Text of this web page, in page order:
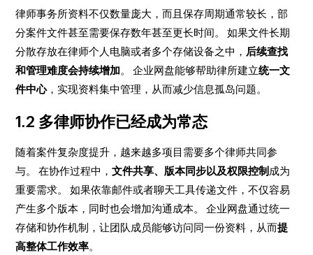
律师事务所资料不仅数量庞大，而且保存周期通常较长，部
分案件文件甚至需要保存数年甚至更长时间。 如果文件长期
分散存放在律师个人电脑或者多个存储设备之中， 后续查找
和管理难度会持续增加。 企业网盘能够帮助律所建立统一文
件中心，实现资料集中管理，从而减少信息孤岛问题。
1.2 多律师协作已经成为常态
随着案件复杂度提升，越来越多项目需要多个律师共同参
与。 在协作过程中，文件共享、版本同步以及权限控制 成为
重要需求。 如果依靠邮件或者聊天工具传递文件，不仅容易
产生多个版本，同时也会增加沟通成本。 企业网盘通过统一
存储和协作机制，让团队成员能够访问同一份资料，从而提
高整体工作效率。